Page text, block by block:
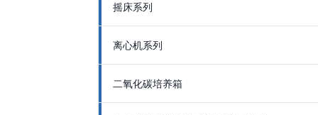
摇床系列
离心机系列
二氧化碳培养箱